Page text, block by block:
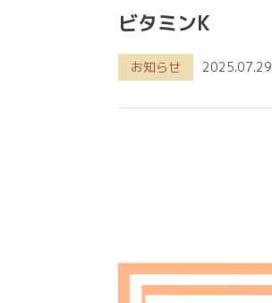
ビタミンK
お知らせ 2025.07.29